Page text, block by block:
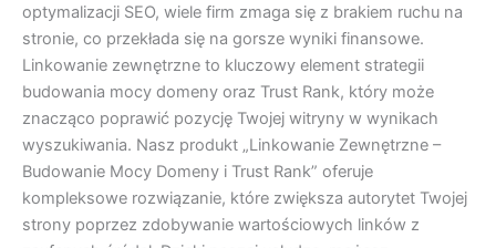
optymalizacji SEO, wiele firm zmaga się z brakiem ruchu na
stronie, co przekłada się na gorsze wyniki finansowe.
Linkowanie zewnętrzne to kluczowy element strategii
budowania mocy domeny oraz Trust Rank, który może
znacząco poprawić pozycję Twojej witryny w wynikach
wyszukiwania. Nasz produkt „Linkowanie Zewnętrzne –
Budowanie Mocy Domeny i Trust Rank” oferuje
kompleksowe rozwiązanie, które zwiększa autorytet Twojej
strony poprzez zdobywanie wartościowych linków z